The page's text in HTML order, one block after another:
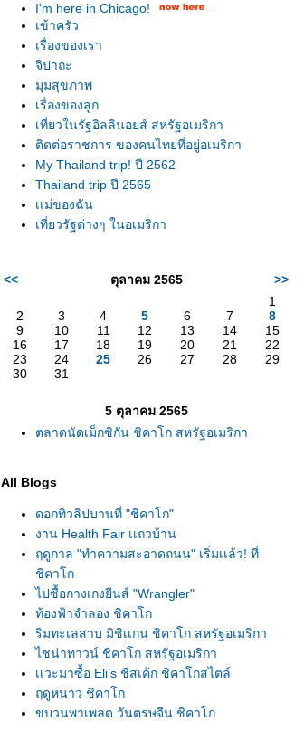
I'm here in Chicago!
เข้าครัว
เรื่องของเรา
จิปาถะ
มุมสุขภาพ
เรื่องของลูก
เที่ยวในรัฐอิลลินอยส์ สหรัฐอเมริกา
ติดต่อราชการ ของคนไทยที่อยู่อเมริกา
My Thailand trip! ปี 2562
Thailand trip ปี 2565
เเม่ของฉัน
เที่ยวรัฐต่างๆ ในอเมริกา
<< ตุลาคม 2565
>>
1
2
3 4 5 6 7
8
9
10 11 12 13 14
15
16
17 18 19 20 21
22
23
24 25 26 27 28
29
30
31
5 ตุลาคม 2565
ตลาดนัดเม็กซิกัน ชิคาโก สหรัฐอเมริกา
All Blogs
ดอกทิวลิปบานที่ "ชิคาโก"
งาน Health Fair เเถวบ้าน
ฤดูกาล "ทำความสะอาดถนน" เริ่มเเล้ว! ที่
ชิคาโก
ไปซื้อกางเกงยีนส์ "Wrangler"
ท้องฟ้าจำลอง ชิคาโก
ริมทะเลสาบ มิชิเเกน ชิคาโก สหรัฐอเมริกา
ไชน่าทาวน์ ชิคาโก สหรัฐอเมริกา
เเวะมาซื้อ Eli’s ชีสเค้ก ชิคาโกสไตล์
ฤดูหนาว ชิคาโก
ขบวนพาเพลด วันตรุษจีน ชิคาโก